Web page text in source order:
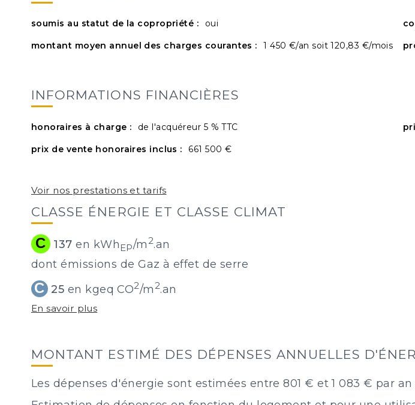
soumis au statut de la copropriété : oui
montant moyen annuel des charges courantes : 1 450 €/an soit 120,83 €/mois
INFORMATIONS FINANCIÈRES
honoraires à charge : de l'acquéreur 5 % TTC
prix de vente honoraires inclus : 661 500 €
Voir nos prestations et tarifs
CLASSE ÉNERGIE ET CLASSE CLIMAT
C 137 en kWh EP/m2.an
dont émissions de Gaz à effet de serre
C 25 en kgeq CO2/m2.an
En savoir plus
MONTANT ESTIMÉ DES DÉPENSES ANNUELLES
Les dépenses d'énergie sont estimées entre 801 € et 1 083 € par